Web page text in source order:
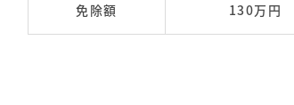
免除額 130万円